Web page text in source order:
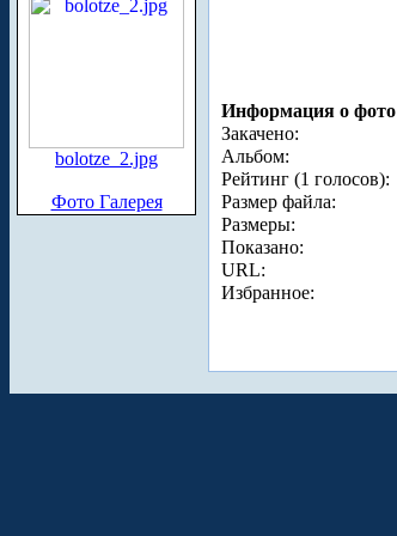
bolotze_2.jpg
Фото Галерея
Информация о фото
Закачено:
Альбом:
Рейтинг (1 голосов):
Размер файла:
Размеры:
Показано:
URL:
Избранное: